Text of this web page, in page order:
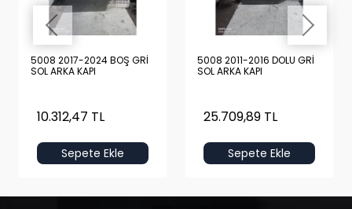
5008 2017-2024 BOŞ GRİ
SOL ARKA KAPI
10.312,47 TL
Sepete Ekle
5008 2011-2016 DOLU GRİ
SOL ARKA KAPI
25.709,89 TL
Sepete Ekle